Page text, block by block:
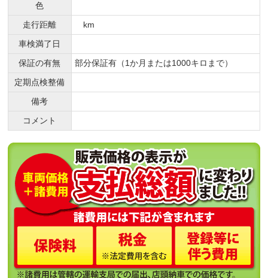
色
走行距離
km
車検満了日
保証の有無
部分保証有（1か月または1000キロまで）
定期点検整備
備考
コメント